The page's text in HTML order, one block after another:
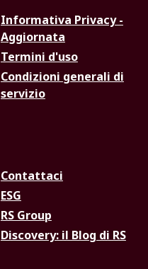
Informativa Privacy -
Aggiornata
Termini d'uso
Condizioni generali di
servizio
Contattaci
ESG
RS Group
Discovery: il Blog di RS